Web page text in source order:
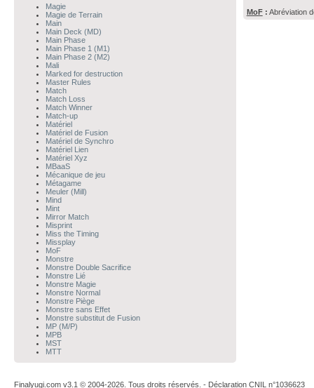
Magie
Magie de Terrain
Main
Main Deck (MD)
Main Phase
Main Phase 1 (M1)
Main Phase 2 (M2)
Mali
Marked for destruction
Master Rules
Match
Match Loss
Match Winner
Match-up
Matériel
Matériel de Fusion
Matériel de Synchro
Matériel Lien
Matériel Xyz
MBaaS
Mécanique de jeu
Métagame
Meuler (Mill)
Mind
Mint
Mirror Match
Misprint
Miss the Timing
Missplay
MoF
Monstre
Monstre Double Sacrifice
Monstre Lié
Monstre Magie
Monstre Normal
Monstre Piège
Monstre sans Effet
Monstre substitut de Fusion
MP (M/P)
MPB
MST
MTT
MoF: Abréviation
Finalyugi.com v3.1 © 2004-2026. Tous droits réservés. - Déclaration CNIL n°1036623